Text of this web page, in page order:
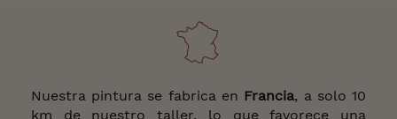
Nuestra pintura se fabrica en Francia, a solo 10
km de nuestro taller, lo que favorece una